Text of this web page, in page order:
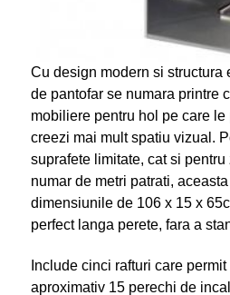
Cu design modern si structura
de pantofar se numara printre
mobiliere pentru hol pe care
creezi mai mult spatiu vizual.
suprafete limitate, cat si
numar de metri patrati,
dimensiunile de 106 x 15 x
perfect langa perete, fara a
Include cinci rafturi care
aproximativ 15 perechi de